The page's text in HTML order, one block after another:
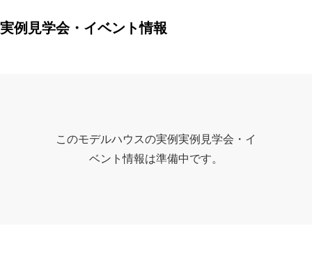
実例見学会・イベント情報
このモデルハウスの実例実例見学会・イ
ベント情報は準備中です。